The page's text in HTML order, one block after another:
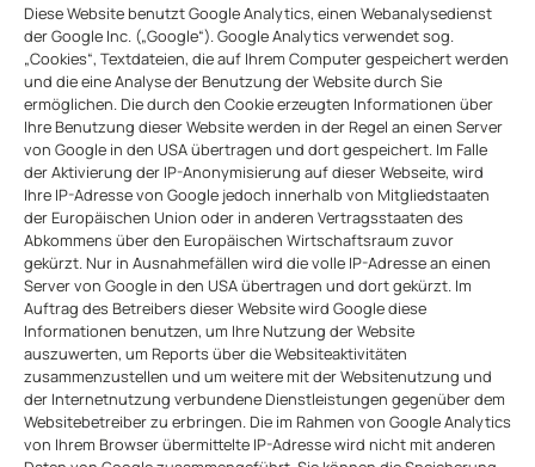
Diese Website benutzt Google Analytics, einen Webanalysedienst
der Google Inc. („Google“). Google Analytics verwendet sog.
„Cookies“, Textdateien, die auf Ihrem Computer gespeichert werden
und die eine Analyse der Benutzung der Website durch Sie
ermöglichen. Die durch den Cookie erzeugten Informationen über
Ihre Benutzung dieser Website werden in der Regel an einen Server
von Google in den USA übertragen und dort gespeichert. Im Falle
der Aktivierung der IP-Anonymisierung auf dieser Webseite, wird
Ihre IP-Adresse von Google jedoch innerhalb von Mitgliedstaaten
der Europäischen Union oder in anderen Vertragsstaaten des
Abkommens über den Europäischen Wirtschaftsraum zuvor
gekürzt. Nur in Ausnahmefällen wird die volle IP-Adresse an einen
Server von Google in den USA übertragen und dort gekürzt. Im
Auftrag des Betreibers dieser Website wird Google diese
Informationen benutzen, um Ihre Nutzung der Website
auszuwerten, um Reports über die Websiteaktivitäten
zusammenzustellen und um weitere mit der Websitenutzung und
der Internetnutzung verbundene Dienstleistungen gegenüber dem
Websitebetreiber zu erbringen. Die im Rahmen von Google Analytics
von Ihrem Browser übermittelte IP-Adresse wird nicht mit anderen